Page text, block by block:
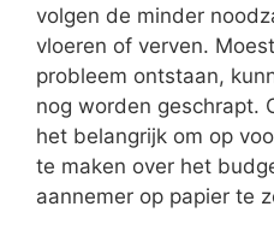
volgen de minder
vloeren of verven.
probleem ontstaan,
nog worden geschrapt.
het belangrijk om op
te maken over het
aannemer op papier te